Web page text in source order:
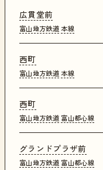
広貫堂前
富山地方鉄道 本線
西町
富山地方鉄道 本線
西町
富山地方鉄道 富山都心線
グランドプラザ前
富山地方鉄道 富山都心線